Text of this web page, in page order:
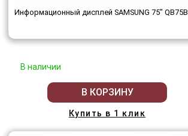
Информационный дисплей SAMSUNG 75" QB75B
В наличии
В КОРЗИНУ
Купить в 1 клик